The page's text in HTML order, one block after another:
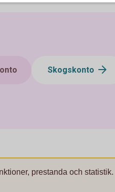
Skogskonto
prestanda och statistik.